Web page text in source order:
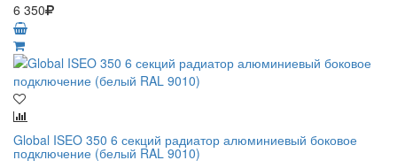
6 350
Global ISEO 350 6 секций радиатор алюминиевый боковое
подключение (белый RAL 9010)